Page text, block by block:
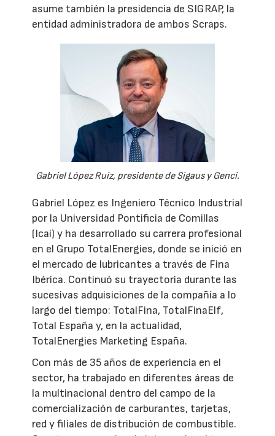
asume también la presidencia de SIGRAP, la
entidad administradora de ambos Scraps.
Gabriel López Ruiz, presidente de Sigaus y Genci.
Gabriel López es Ingeniero Técnico Industrial
por la Universidad Pontificia de Comillas
(Icai) y ha desarrollado su carrera profesional
en el Grupo TotalEnergies, donde se inició en
el mercado de lubricantes a través de Fina
Ibérica. Continuó su trayectoria durante las
sucesivas adquisiciones de la compañía a lo
largo del tiempo: TotalFina, TotalFinaElf,
Total España y, en la actualidad,
TotalEnergies Marketing España.
Con más de 35 años de experiencia en el
sector, ha trabajado en diferentes áreas de
la multinacional dentro del campo de la
comercialización de carburantes, tarjetas,
red y filiales de distribución de combustible.